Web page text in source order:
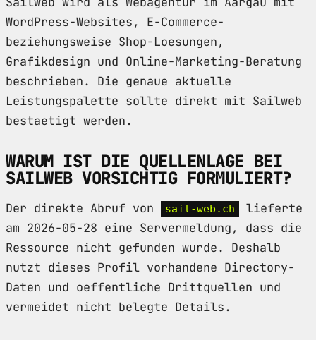
WordPress-Websites, E-Commerce-
beziehungsweise Shop-Loesungen,
Grafikdesign und Online-Marketing-Beratung
beschrieben. Die genaue aktuelle
Leistungspalette sollte direkt mit Sailweb
bestaetigt werden.
WARUM IST DIE QUELLENLAGE BEI
SAILWEB VORSICHTIG FORMULIERT?
Der direkte Abruf von sail-web.ch
lieferte
am 2026-05-28 eine Servermeldung, dass die
Ressource nicht gefunden wurde. Deshalb
nutzt dieses Profil vorhandene Directory-
Daten und oeffentliche Drittquellen und
vermeidet nicht belegte Details.